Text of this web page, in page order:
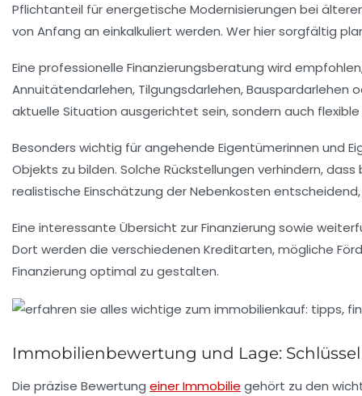
Pflichtanteil für energetische Modernisierungen bei
von Anfang an einkalkuliert werden. Wer hier sorgfältig
Eine professionelle Finanzierungsberatung wird
Annuitätendarlehen, Tilgungsdarlehen,
aktuelle Situation ausgerichtet sein, sondern auch
Besonders wichtig für angehende Eigentümerinnen und
Objekts zu bilden. Solche Rückstellungen verhindern,
realistische Einschätzung der Nebenkosten
Eine interessante Übersicht zur Finanzierung sowie
Dort werden die verschiedenen Kreditarten, mögliche
Finanzierung optimal zu gestalten.
Immobilienbewertung und Lage:
Die präzise Bewertung einer Immobilie gehört zu den